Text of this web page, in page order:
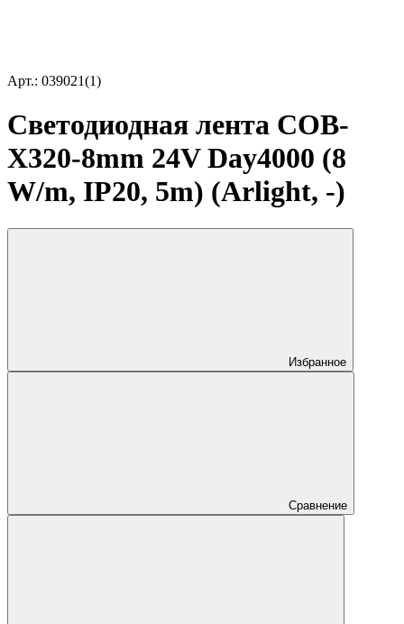
Арт.: 039021(1)
Светодиодная лента COB-
X320-8mm 24V Day4000 (8
W/m, IP20, 5m) (Arlight, -)
Избранное
Сравнение